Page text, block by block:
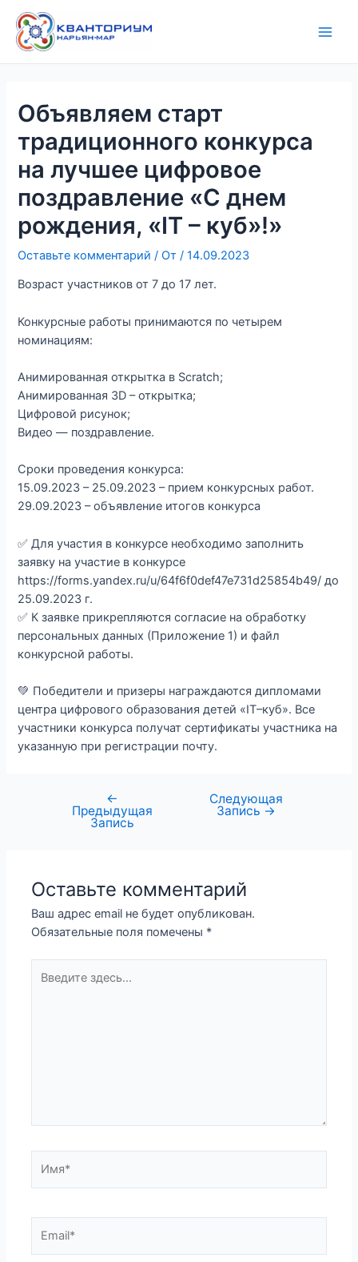
содержимому
Объявляем старт
традиционного конкурса
на лучшее цифровое
поздравление «С днем
рождения, «IT – куб»!»
Оставьте комментарий / От/14.09.2023
Возраст участников от 7 до 17 лет.
Конкурсные работы принимаются по четырем
номинациям:
Анимированная открытка в Scratch;
Анимированная 3D – открытка;
Цифровой рисунок;
Видео — поздравление.
Сроки проведения конкурса:
15.09.2023 – 25.09.2023 – прием конкурсных работ.
29.09.2023 – объявление итогов конкурса
✅ Для участия в конкурсе необходимо заполнить
заявку на участие в конкурсе
https://forms.yandex.ru/u/64f6f0def47e731d25854b49/ до
25.09.2023 г.
✅ К заявке прикрепляются согласие на обработку
персональных данных (Приложение 1) и файл
конкурсной работы.
💚 Победители и призеры награждаются дипломами
центра цифрового образования детей «IT–куб». Все
участники конкурса получат сертификаты участника на
указанную при регистрации почту.
по
записям
←
Предыдущая
Запись
Следующая
Запись →
Оставьте комментарий
Ваш адрес email не будет опубликован.
Обязательные поля помечены *
здесь...